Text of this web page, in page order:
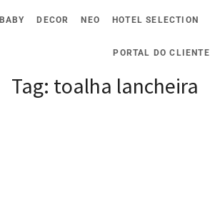
BABY DECOR NEO HOTEL SELECTION
PORTAL DO CLIENTE
Tag: toalha lancheira